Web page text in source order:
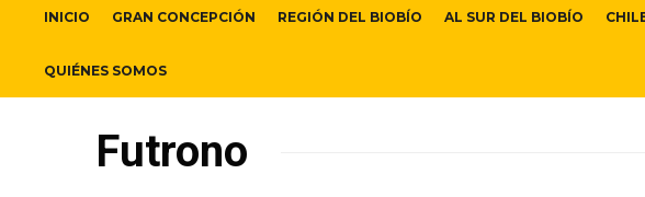
INICIO GRAN CONCEPCIÓN REGIÓN DEL BIOBÍO AL SUR DEL BIOBÍO
QUIÉNES SOMOS
Futrono